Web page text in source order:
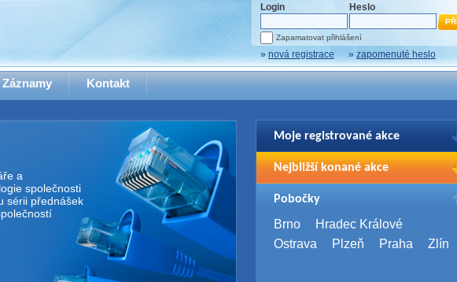
Login Heslo
Zapamatovat přihlášení
» nová registrace » zapomenuté heslo
Záznamy Kontakt
a
společnosti
sérii přednášek
Moje registrované akce
Pro zobrazení Vašich registrací na akce
se prosím přihlašte.
Nejbližší konané akce
WUG Days 2026
4. 9. 2026,Brno
SQL Server Bootcamp 2026
Pobočky
Brno
Hradec Králové
Ostrava
Plzeň Praha Zlín